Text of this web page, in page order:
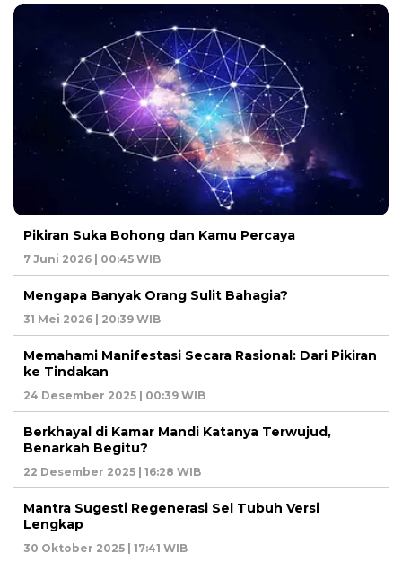
Pikiran Suka Bohong dan Kamu Percaya
7 Juni 2026 | 00:45 WIB
Mengapa Banyak Orang Sulit Bahagia?
31 Mei 2026 | 20:39 WIB
Memahami Manifestasi Secara Rasional: Dari Pikiran
ke Tindakan
24 Desember 2025 | 00:39 WIB
Berkhayal di Kamar Mandi Katanya Terwujud,
Benarkah Begitu?
22 Desember 2025 | 16:28 WIB
Mantra Sugesti Regenerasi Sel Tubuh Versi
Lengkap
30 Oktober 2025 | 17:41 WIB